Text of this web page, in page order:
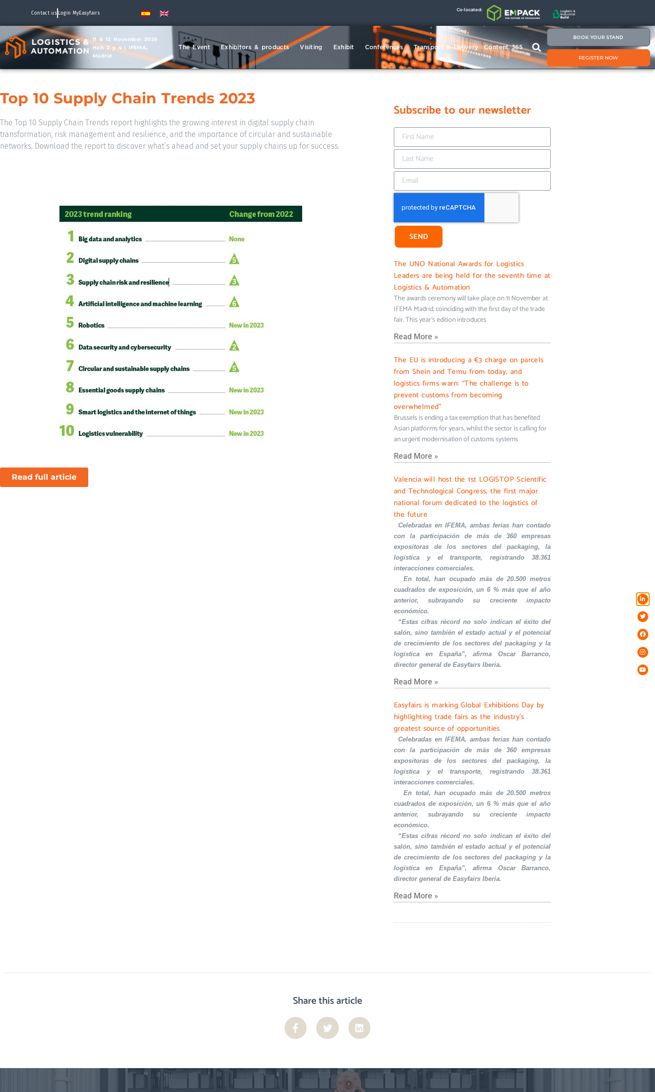
Contact us Login MyEasyfairs
Co-located:
11 & 12 November 2026
Hals 2 y 4 | IFEMA,
Madrid
The Event Exhibitors & products Visiting Exhibit Conferences Transport & Delivery Content 365
BOOK YOUR STAND
REGISTER NOW
Top 10 Supply Chain Trends 2023
The Top 10 Supply Chain Trends report highlights the growing interest in digital supply chain
transformation, risk management and resilience, and the importance of circular and sustainable
networks. Download the report to discover what’s ahead and set your supply chains up for success.
Read full article
Subscribe to our newsletter
SEND
The UNO National Awards for Logistics
Leaders are being held for the seventh time at
Logistics & Automation
The awards ceremony will take place on 11 November at
IFEMA Madrid, coinciding with the first day of the trade
fair. This year’s edition introduces
Read More »
The EU is introducing a €3 charge on parcels
from Shein and Temu from today, and
logistics firms warn: “The challenge is to
prevent customs from becoming
overwhelmed”
Brussels is ending a tax exemption that has benefited
Asian platforms for years, whilst the sector is calling for
an urgent modernisation of customs systems
Read More »
Valencia will host the 1st LOGISTOP Scientific
and Technological Congress, the first major
national forum dedicated to the logistics of
the future
Celebradas en IFEMA, ambas ferias han contado
con la participación de más de 360 empresas
expositoras de los sectores del packaging, la
logística y el transporte, registrando 38.361
interacciones comerciales.
En total, han ocupado más de 20.500 metros
cuadrados de exposición, un 6 % más que el año
anterior, subrayando su creciente impacto
económico.
“Estas cifras récord no solo indican el éxito del
salón, sino también el estado actual y el potencial
de crecimiento de los sectores del packaging y la
logística en España”, afirma Oscar Barranco,
director general de Easyfairs Iberia.
Read More »
Easyfairs is marking Global Exhibitions Day by
highlighting trade fairs as the industry’s
greatest source of opportunities
Celebradas en IFEMA, ambas ferias han contado
con la participación de más de 360 empresas
expositoras de los sectores del packaging, la
logística y el transporte, registrando 38.361
interacciones comerciales.
En total, han ocupado más de 20.500 metros
cuadrados de exposición, un 6 % más que el año
anterior, subrayando su creciente impacto
económico.
“Estas cifras récord no solo indican el éxito del
salón, sino también el estado actual y el potencial
de crecimiento de los sectores del packaging y la
logística en España”, afirma Oscar Barranco,
director general de Easyfairs Iberia.
Read More »
Share this article